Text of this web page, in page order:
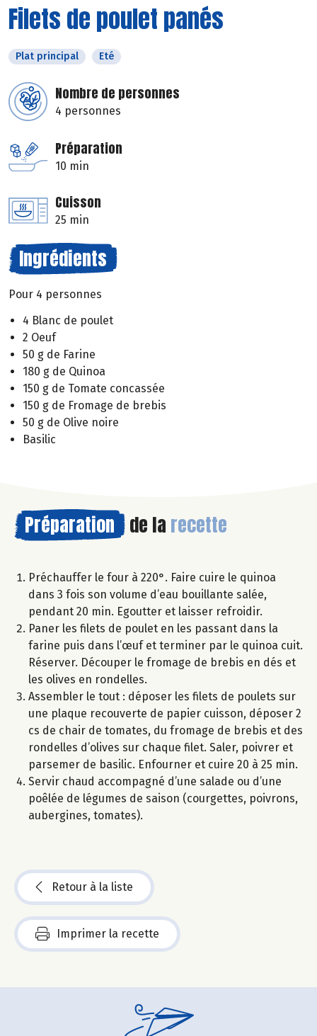
Filets de poulet panés
Plat principal Eté
Nombre de personnes
4 personnes
Préparation
10 min
Cuisson
25 min
Ingrédients
Pour 4 personnes
4 Blanc de poulet
2 Oeuf
50 g de Farine
180 g de Quinoa
150 g de Tomate concassée
150 g de Fromage de brebis
50 g de Olive noire
Basilic
Préparation de la recette
Préchauffer le four à 220°. Faire cuire le quinoa
dans 3 fois son volume d’eau bouillante salée,
pendant 20 min. Egoutter et laisser refroidir.
Paner les filets de poulet en les passant dans la
farine puis dans l’œuf et terminer par le quinoa cuit.
Réserver. Découper le fromage de brebis en dés et
les olives en rondelles.
Assembler le tout : déposer les filets de poulets sur
une plaque recouverte de papier cuisson, déposer 2
cs de chair de tomates, du fromage de brebis et des
rondelles d’olives sur chaque filet. Saler, poivrer et
parsemer de basilic. Enfourner et cuire 20 à 25 min.
Servir chaud accompagné d’une salade ou d’une
poêlée de légumes de saison (courgettes, poivrons,
aubergines, tomates).
Retour à la liste
Imprimer la recette